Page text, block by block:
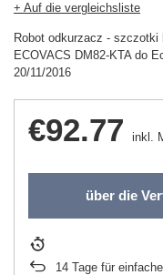
+ Auf die vergleichsliste
Robot odkurzacz -
ECOVACS DM82-KTA do
20/11/2016
€92.77 inkl.
über die
14 Tage für